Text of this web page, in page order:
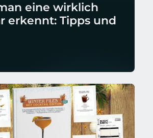
eine wirklich
erkennt: Tipps und